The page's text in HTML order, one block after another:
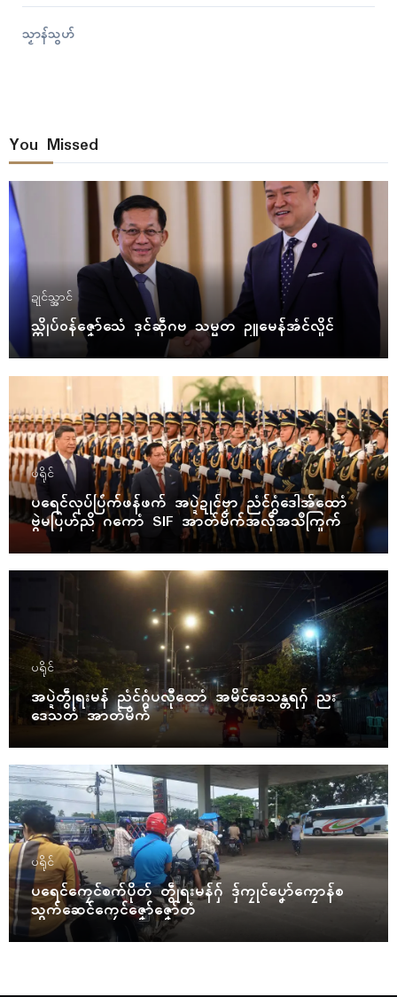
သၟာန်သွဟ်
You Missed
ဍုၚ်သ္အာၚ်
သ္ကိုပ်ဝန်ဇၞော်သေံ ဒုၚ်ဆဵုဂဗ သမ္မတ ဥူမေန်အံၚ်လှိုၚ်
ပရိုၚ်
ပရေၚ်လုပ်ပြံက်ဖန်ဖက် အပ္ဍဲဍုၚ်ဗၟာ ညံၚ်ဂွံဒေါအ်ထောံ
ဗွဲမပြဟ်ညိ ဂကောံ SIF အာတ်မိက်အလဵုအသဳကြုက်
ပရိုၚ်
အပ္ဍဲတွဵုရးမန် ညံၚ်ဂွံပလီုထောံ အမိၚ်ဒေသန္တရဂှ် ညး
ဒေသတံ အာတ်မိက်
ပရိုၚ်
ပရေၚ်ကၠေၚ်စက်ပိုတ် တွဵုရးမန်ဂှ် ဒှ်ကၠုၚ်ပၞော်ကၠောန်စ
သွက်ဆေၚ်ကၠေၚ်ဇၞော်ဇၞော်တံ